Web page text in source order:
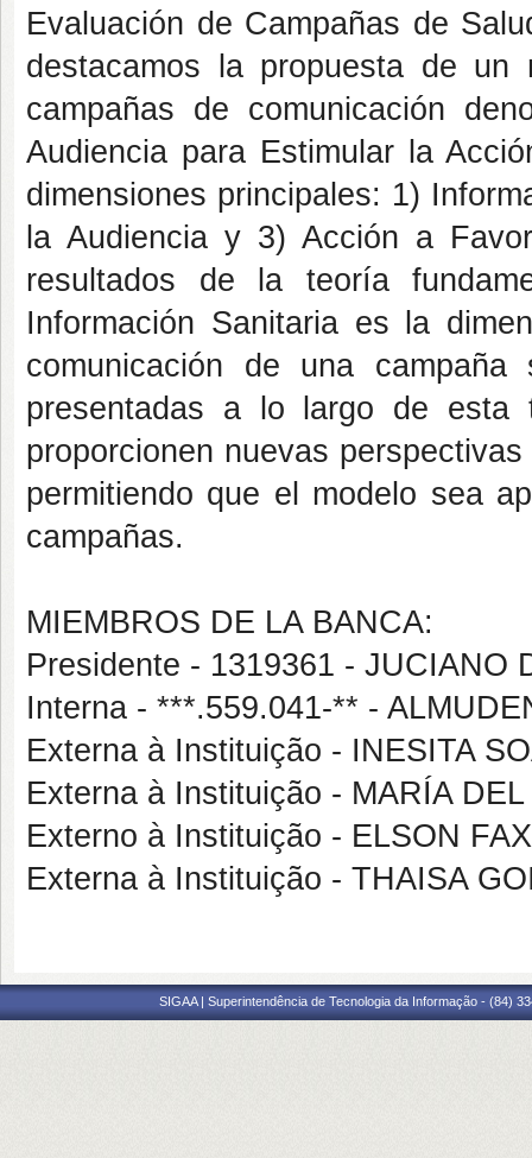
Evaluación de Campañas de
destacamos la propuesta de un
campañas de comunicación
Audiencia para Estimular la
dimensiones principales: 1)
la Audiencia y 3) Acción a
resultados de la teoría
Información Sanitaria es la
comunicación de una
presentadas a lo largo de esta
proporcionen nuevas
permitiendo que el modelo sea
campañas.
MIEMBROS DE LA BANCA:
Presidente - 1319361 - JUCIANO
Interna - ***.559.041-** -
Externa à Instituição - INESITA
Externa à Instituição - MARÍA
Externo à Instituição - ELSON
Externa à Instituição - THAISA
SIGAA | Superintendência de Tecnologia da Informação - (84)